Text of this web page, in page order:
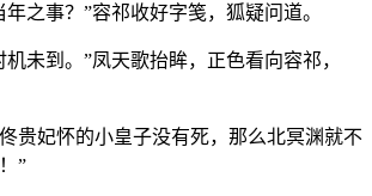
之事？”容祁收好字笺，狐疑问道。
未到。”凤天歌抬眸，正色看向容祁，
贵妃怀的小皇子没有死，那么北冥渊就不
”